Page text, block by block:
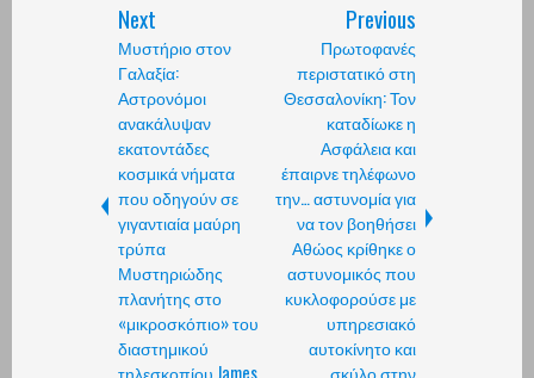
Next
Μυστήριο στον
Γαλαξία:
Αστρονόμοι
ανακάλυψαν
εκατοντάδες
κοσμικά νήματα
που οδηγούν σε
γιγαντιαία μαύρη
τρύπα
Μυστηριώδης
πλανήτης στο
«μικροσκόπιο» του
διαστημικού
τηλεσκοπίου James
Previous
Πρωτοφανές
περιστατικό στη
Θεσσαλονίκη: Τον
καταδίωκε η
Ασφάλεια και
έπαιρνε τηλέφωνο
την… αστυνομία για
να τον βοηθήσει
Αθώος κρίθηκε ο
αστυνομικός που
κυκλοφορούσε με
υπηρεσιακό
αυτοκίνητο και
σκύλο στην